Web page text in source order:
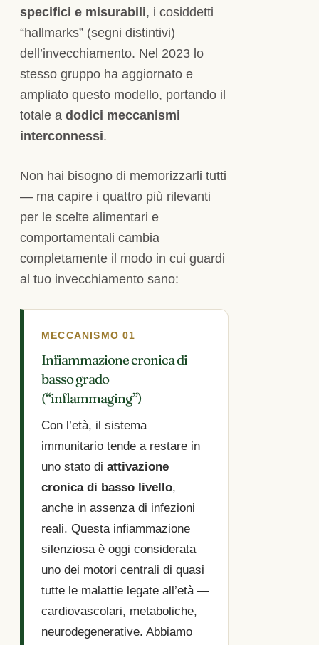
specifici e misurabili, i cosiddetti
“hallmarks” (segni distintivi)
dell’invecchiamento. Nel 2023 lo
stesso gruppo ha aggiornato e
ampliato questo modello, portando il
totale a dodici meccanismi
interconnessi.
Non hai bisogno di memorizzarli tutti
— ma capire i quattro più rilevanti
per le scelte alimentari e
comportamentali cambia
completamente il modo in cui guardi
al tuo invecchiamento sano:
MECCANISMO 01
Infiammazione cronica di
basso grado
(“inflammaging”)
Con l’età, il sistema
immunitario tende a restare in
uno stato di attivazione
cronica di basso livello,
anche in assenza di infezioni
reali. Questa infiammazione
silenziosa è oggi considerata
uno dei motori centrali di quasi
tutte le malattie legate all’età —
cardiovascolari, metaboliche,
neurodegenerative. Abbiamo